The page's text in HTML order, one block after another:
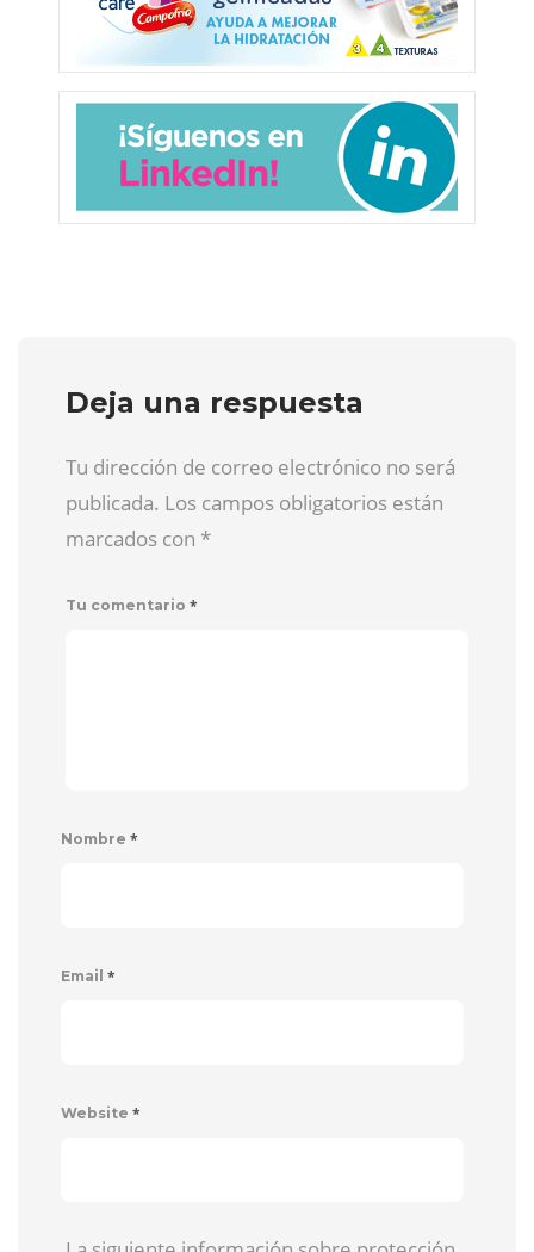
Deja una respuesta
Tu dirección de correo electrónico no será
publicada. Los campos obligatorios están
marcados con *
Tu comentario *
Nombre *
Email *
Website *